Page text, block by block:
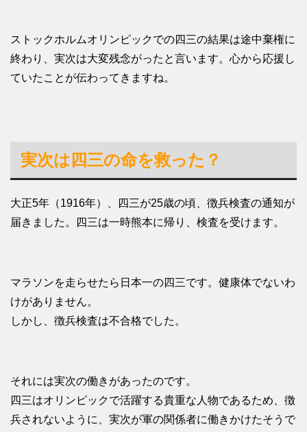
ストックホルムオリンピックでの四三の結果は途中棄権に
終わり、実次は大変残念がったと言います。心から応援し
ていたことが伝わってきますね。
実次は四三の命を救った？
大正5年（1916年）、四三が25歳の頃、徴兵検査の通知が
届きました。四三は一時熊本に帰り、検査を受けます。
マラソンを走らせたら日本一の四三です。健康体でないわ
けがありません。
しかし、徴兵検査は不合格でした。
それには実次の働きがあったのです。
四三はオリンピックで活躍する貴重な人物であるため、徴
兵されないように、実次が軍の関係者に働きかけたそうで